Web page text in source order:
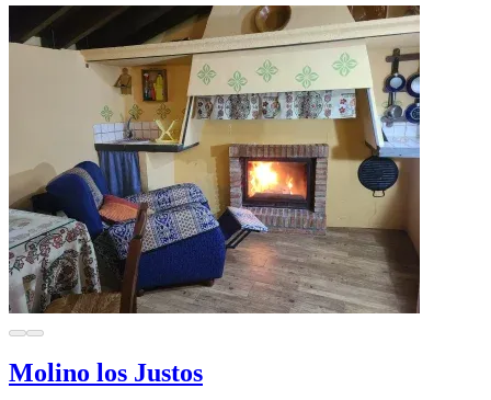
Molino los Justos